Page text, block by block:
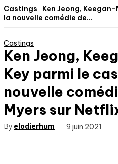
Castings
Ken Jeong,
la nouvelle comédie de...
Castings
Ken Jeong,
Key parmi le
nouvelle
Myers sur
By elodierhum 9 juin 2021